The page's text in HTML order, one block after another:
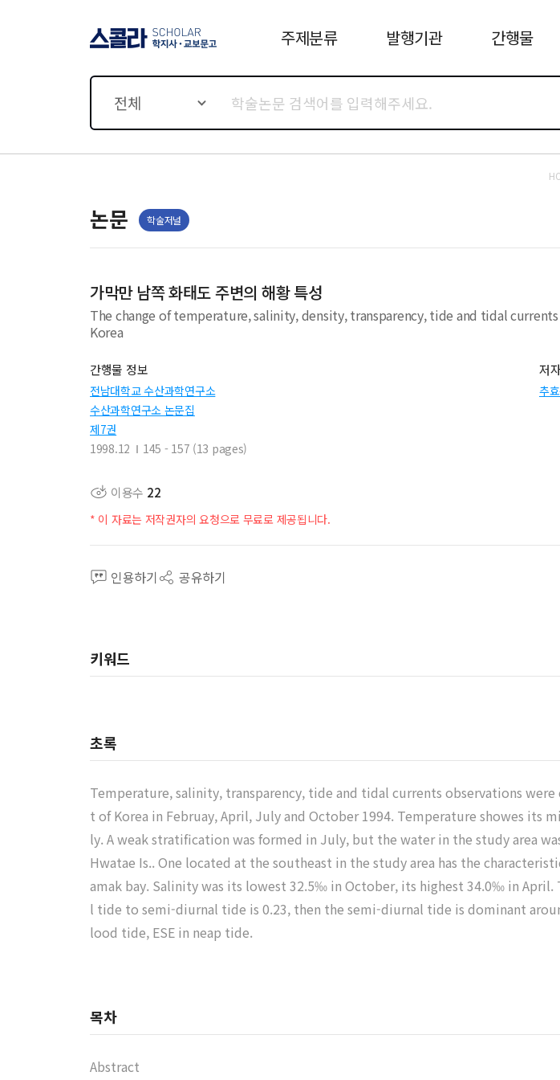
주제분류 발행기관 간행물
전체
논문 학술저널
가막만 남쪽 화태도 주변의 해황 특성
The change of temperature, salinity, density, transparency, tide and tidal
Korea
간행물 정보
전남대학교 수산과학연구소
수산과학연구소 논문집
제7권
1998.12
145 - 157 (13 pages)
저
추
이용수 22
* 이 자료는 저작권자의 요청으로 무료로 제공됩니다.
인용하기 공유하기
키워드
초록
Temperature, salinity, transparency, tide and tidal currents observations
t of Korea in Februay, April, July and October 1994. Temperature showes
ly. A weak stratification was formed in July, but the water in the study area
Hwatae Is.. One located at the southeast in the study area has the
amak bay. Salinity was its lowest 32.5‰ in October, its highest 34.0‰ in
l tide to semi-diurnal tide is 0.23, then the semi-diurnal tide is dominant
lood tide, ESE in neap tide.
목차
Abstract